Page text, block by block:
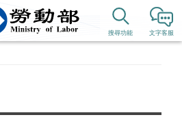
文字客服
搜尋功能
我要找外籍家庭看護 / 幫傭